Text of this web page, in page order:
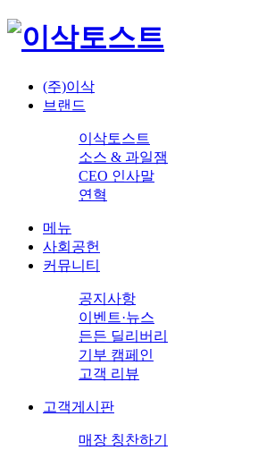
(주)이삭
브랜드
이삭토스트
소스 & 과일잼
CEO 인사말
연혁
메뉴
사회공헌
커뮤니티
공지사항
이벤트·뉴스
든든 딜리버리
기부 캠페인
고객 리뷰
고객게시판
매장 칭찬하기